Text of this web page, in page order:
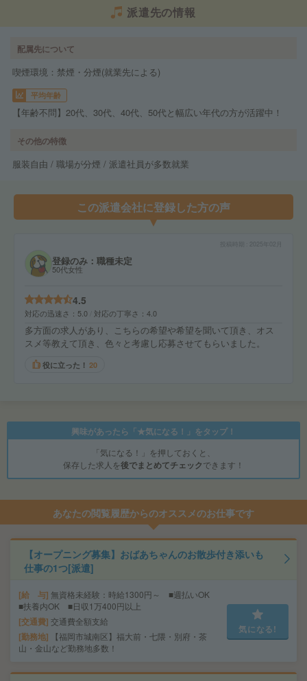
派遣先の情報
配属先について
喫煙環境：禁煙・分煙(就業先による)
平均年齢
【年齢不問】20代、30代、40代、50代と幅広い年代の方が活躍中！
その他の特徴
服装自由 / 職場が分煙 / 派遣社員が多数就業
この派遣会社に登録した方の声
2025年02月
登録のみ：職種未定
50代女性
4.5
対応の迅速さ 5.0 対応の丁寧さ 4.0
多方面の求人があり、こちらの希望や希望を聞いて頂き、オス
スメ等教えて頂き、色々と考慮し応募させてもらいました。
役に立った！ 20
興味があったら「★気になる！」をタップ！
「気になる！」を押しておくと、
保存した求人を後でまとめてチェックできます！
あなたの閲覧履歴からのオススメのお仕事です
【オープニング募集】おばあちゃんのお散歩付き添いも
仕事の1つ[派遣]
給 与 無資格未経験：時給1300円～ ■週払いOK
■扶養内OK ■日収1万400円以上
交通費 交通費全額支給
勤務地
【福岡市城南区】福大前・七隈・別府・茶
山・金山など勤務地多数！
気になる!